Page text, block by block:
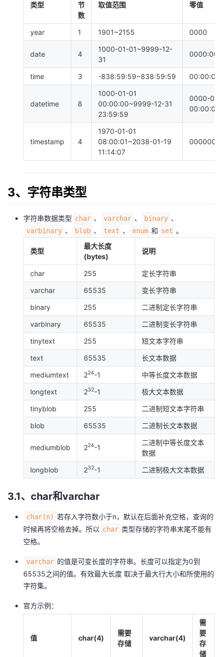
类型
节
数
取值范围 零值
year 1 1901~2155 0000
date 4
1000-01-01~9999-12-
31
time 3 -838:59:59~838:59:59 00:00:00
datetime 8
1000-01-01
00:00:00~9999-12-31
23:59:59
0000-
00:00:00
timestamp 4
1970-01-01
08:00:01~2038-01-19
11:14:07
3、字符串类型
字符串数据类型 char 、 varchar 、 binary 、
varbinary 、 blob 、 text 、 enum 和 set 。
类型
最大长度
(bytes)
说明
char 255
定长字符串
varchar
65535
变长字符串
binary
255
二进制定长字符串
varbinary
65535
二进制变长字符串
tinytext
255
短文本字符串
text
65535
长文本数据
mediumtext
224-1
中等长度文本数据
longtext
232-1
极大文本数据
tinyblob
255
二进制短文本字符串
blob
65535 二进制长文本数据
mediumblob 224-1
二进制中等长度文本
数据
longblob
232-1 二进制极大文本数据
3.1、char和varchar
char(n) 若存入字符数小于n，默认在后面补充空格，查询的
时候再将空格去掉。所以 char 类型存储的字符串末尾不能有
空格。
varchar 的值是可变长度的字符串。长度可以指定为0到
65535之间的值。 有效最大长度 取决于最大行大小和所使用的
字符集。
官方示例：
值 char(4)
需要
存储
varchar(4)
需
要
存
储